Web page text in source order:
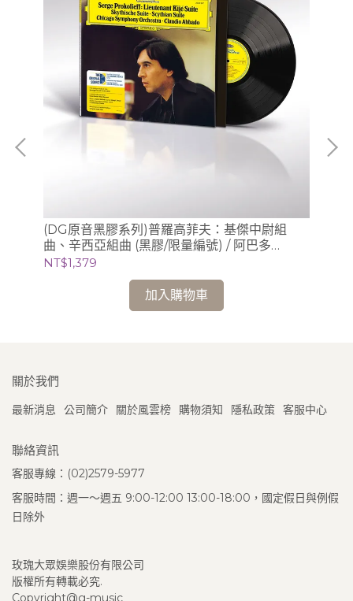
(DG原音黑膠系列)普羅高菲夫：基傑中尉組
曲、辛西亞組曲 (黑膠/限量編號) / 阿巴多
Claudio Abbado (指揮) 芝加哥交響樂團
NT$1,379
加入購物車
關於我們
最新消息 公司簡介 關於風雲榜 購物須知 隱私政策 客服中心
聯絡資訊
客服專線：(02)2579-5977
客服時間：週一～週五 9:00-12:00 13:00-18:00，國定假日與例假
日除外
玫瑰大眾娛樂股份有限公司
版權所有轉載必究.
Copyright@g-music